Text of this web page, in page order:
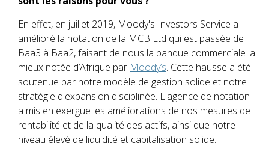
En effet, en juillet 2019, Moody's Investors Service a
amélioré la notation de la MCB Ltd qui est passée de
Baa3 à Baa2, faisant de nous la banque commerciale la
mieux notée d’Afrique par Moody’s. Cette hausse a été
soutenue par notre modèle de gestion solide et notre
stratégie d'expansion disciplinée. L'agence de notation
a mis en exergue les améliorations de nos mesures de
rentabilité et de la qualité des actifs, ainsi que notre
niveau élevé de liquidité et capitalisation solide.